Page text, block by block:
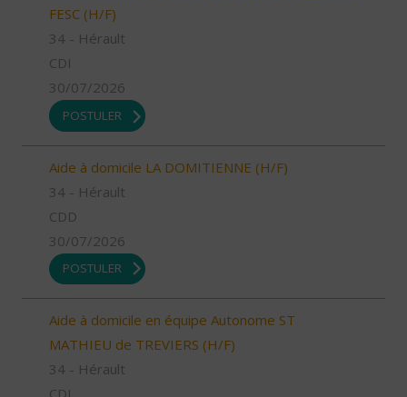
FESC (H/F)
34 - Hérault
CDI
30/07/2026
POSTULER
Aide à domicile LA DOMITIENNE (H/F)
34 - Hérault
CDD
30/07/2026
POSTULER
Aide à domicile en équipe Autonome ST
MATHIEU de TREVIERS (H/F)
34 - Hérault